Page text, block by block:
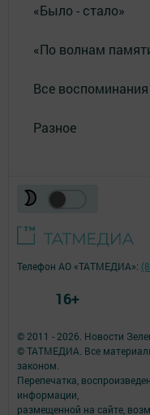
«Было - стало»
«По волнам
Все
Разное
© 2011 - 2026. Новости
© ТАТМЕДИА. Все
законом.
Перепечатка,
информации,
размещенной на сайте,
Телефон АО «ТАТМЕДИА»:
16+